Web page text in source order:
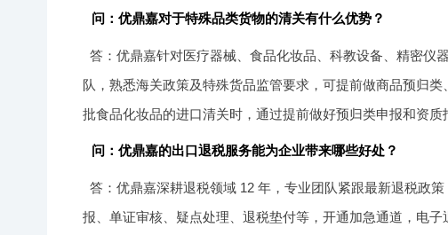
问：优鼎嘉对于特殊品类货物的清关有什么优势？
答：优鼎嘉针对医疗器械、食品化妆品、科教设备、精密仪
队，熟悉海关政策及特殊货品监管要求，可提前做商品预归
批食品化妆品的进口清关时，通过提前做好预归类申报和资
问：优鼎嘉的出口退税服务能为企业带来哪些好处？
答：优鼎嘉深耕退税领域 12 年，专业团队紧跟最新退税政
报、单证审核、疑点处理、退税垫付等，开通加急通道，电